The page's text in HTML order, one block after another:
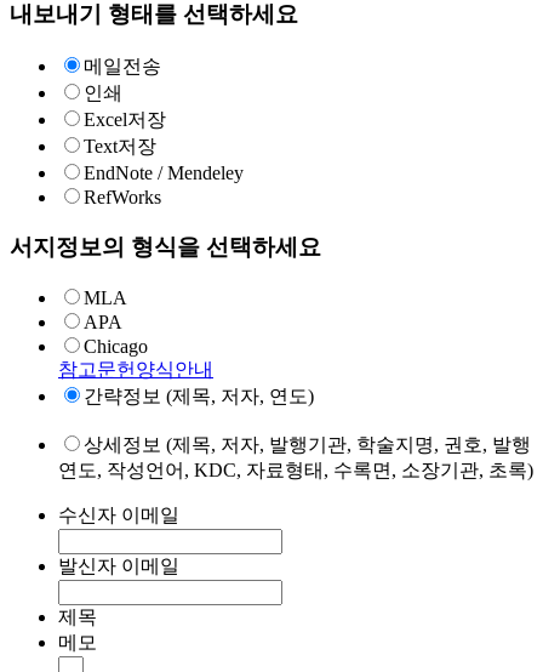
내보내기 형태를 선택하세요
메일전송
인쇄
Excel저장
Text저장
EndNote / Mendeley
RefWorks
서지정보의 형식을 선택하세요
MLA
APA
Chicago
참고문헌양식안내
간략정보 (제목, 저자, 연도)
상세정보 (제목, 저자, 발행기관, 학술지명, 권호, 발행
연도, 작성언어, KDC, 자료형태, 수록면, 소장기관, 초록)
수신자 이메일
발신자 이메일
제목
메모